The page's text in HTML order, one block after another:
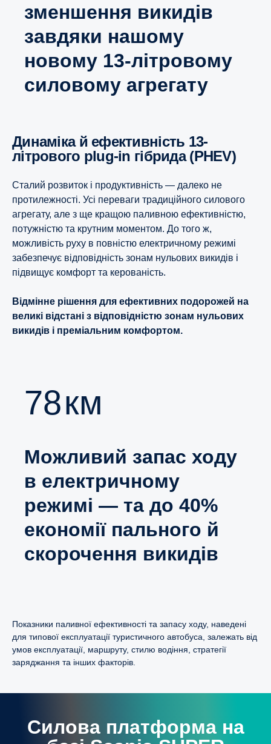
зменшення викидів
завдяки нашому
новому 13-літровому
силовому агрегату
Динаміка й ефективність 13-
літрового plug-in гібрида (PHEV)
Сталий розвиток і продуктивність — далеко не
протилежності. Усі переваги традиційного силового
агрегату, але з ще кращою паливною ефективністю,
потужністю та крутним моментом. До того ж,
можливість руху в повністю електричному режимі
забезпечує відповідність зонам нульових викидів і
підвищує комфорт та керованість.
Відмінне рішення для ефективних подорожей на
великі відстані з відповідністю зонам нульових
викидів і преміальним комфортом.
80км
Можливий запас ходу
в електричному
режимі — та до 40%
економії пального й
скорочення викидів
Показники паливної ефективності та запасу ходу, наведені
для типової експлуатації туристичного автобуса, залежать від
умов експлуатації, маршруту, стилю водіння, стратегії
заряджання та інших факторів.
Силова платформа на